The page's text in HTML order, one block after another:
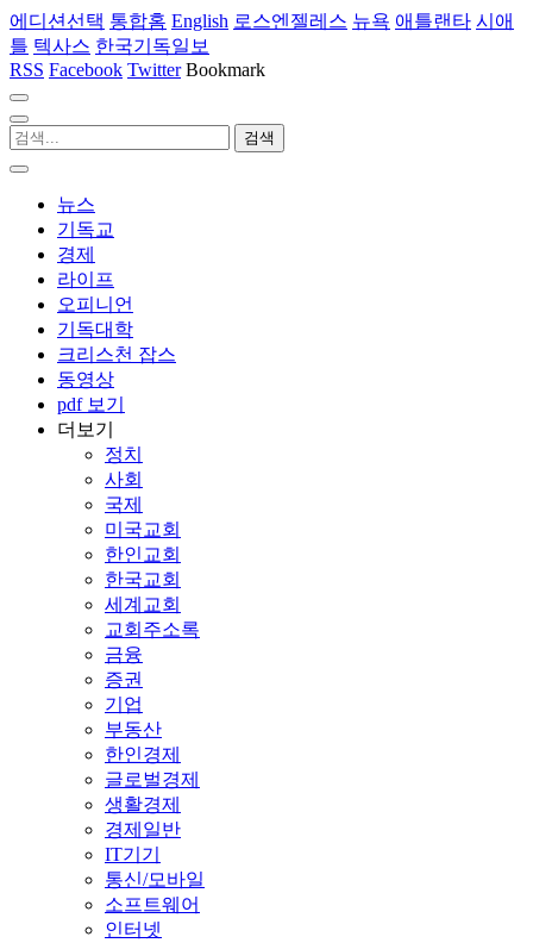
에디션선택 통합홈 English 로스엔젤레스 뉴욕 애틀랜타 시애
틀 텍사스 한국기독일보
RSS Facebook Twitter Bookmark
뉴스
기독교
경제
라이프
오피니언
기독대학
크리스천 잡스
동영상
pdf 보기
더보기
정치
사회
국제
미국교회
한인교회
한국교회
세계교회
교회주소록
금융
증권
기업
부동산
한인경제
글로벌경제
생활경제
경제일반
IT기기
통신/모바일
소프트웨어
인터넷